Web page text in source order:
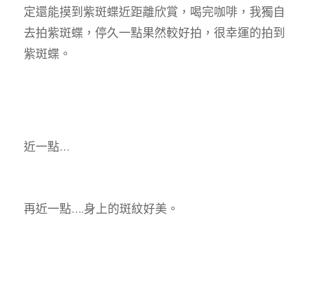
定還能摸到紫斑蝶近距離欣賞，喝完咖啡，我獨自
去拍紫斑蝶，停久一點果然較好拍，很幸運的拍到
紫斑蝶。
近一點…
再近一點….身上的斑紋好美。